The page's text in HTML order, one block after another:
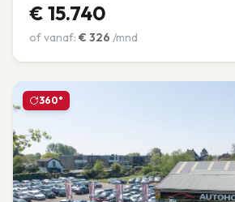
€ 15.740
of vanaf: € 326 /mnd
360°